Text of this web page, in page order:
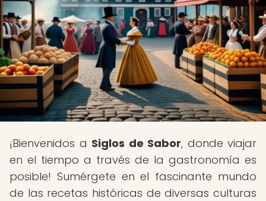
¡Bienvenidos a Siglos de Sabor, donde viajar
en el tiempo a través de la gastronomía es
posible! Sumérgete en el fascinante mundo
de las recetas históricas de diversas culturas